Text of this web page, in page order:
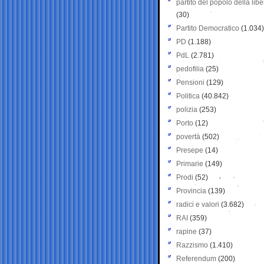
partito del popolo della
(30)
Partito Democratico (1.034)
PD (1.188)
PdL (2.781)
pedofilia (25)
Pensioni (129)
Politica (40.842)
polizia (253)
Porto (12)
povertà (502)
Presepe (14)
Primarie (149)
Prodi (52)
Provincia (139)
radici e valori (3.682)
RAI (359)
rapine (37)
Razzismo (1.410)
Referendum (200)